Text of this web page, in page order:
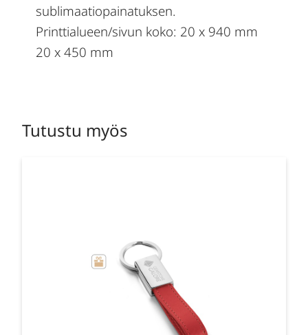
sublimaatiopainatuksen.
Printtialueen/sivun koko: 20 x 940 mm
20 x 450 mm
Tutustu myös